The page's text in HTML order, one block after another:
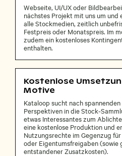
Webseite, UI/UX oder
nächstes Projekt mit uns um und
alle Stockmedien, zeitlich
Festpreis oder Monatspreis. Im
zudem ein kostenloses
enthalten.
Kostenlose
Motive
Kataloop sucht nach
Perspektiven in die Stock-
etwas Interessantes zum
eine kostenlose Produktion und
Nutzungsrechte im Gegenzug
oder Eigentumsfreigaben (sowie
entstandener Zusatzkosten).